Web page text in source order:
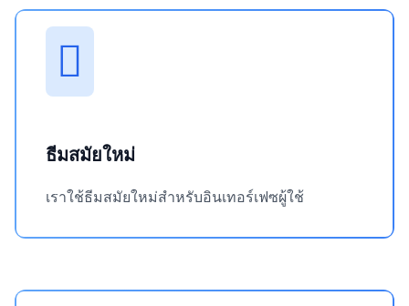
ธีมสมัยใหม่
เราใช้ธีมสมัยใหม่สำหรับอินเทอร์เฟซผู้ใช้